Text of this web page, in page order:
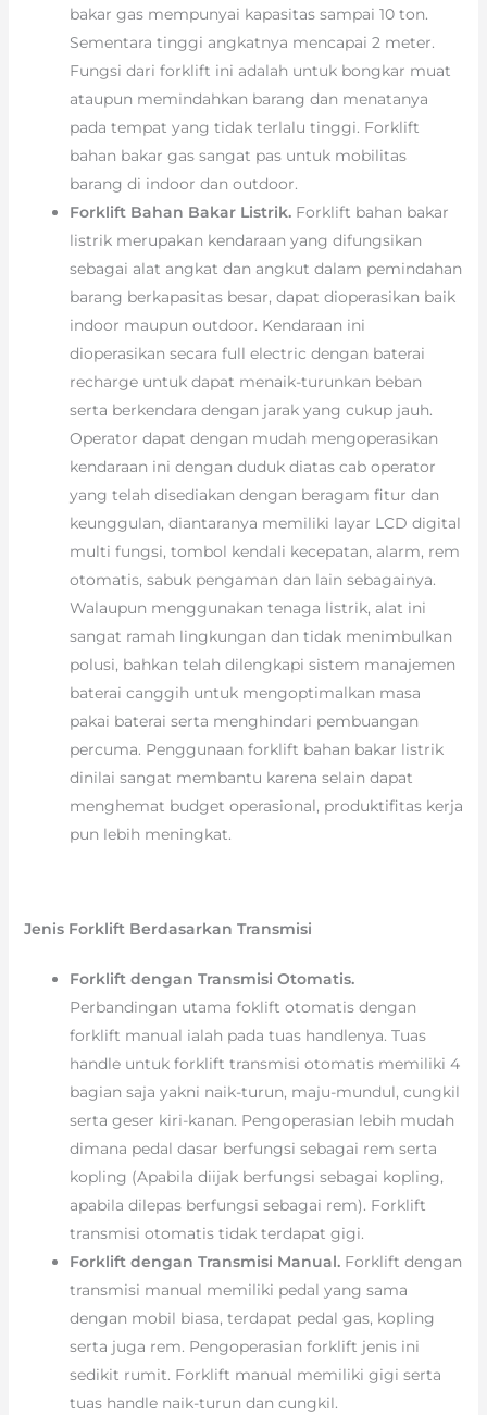
bakar gas mempunyai kapasitas sampai 10 ton.
Sementara tinggi angkatnya mencapai 2 meter.
Fungsi dari forklift ini adalah untuk bongkar muat
ataupun memindahkan barang dan menatanya
pada tempat yang tidak terlalu tinggi. Forklift
bahan bakar gas sangat pas untuk mobilitas
barang di indoor dan outdoor.
Forklift Bahan Bakar Listrik. Forklift bahan bakar
listrik merupakan kendaraan yang difungsikan
sebagai alat angkat dan angkut dalam pemindahan
barang berkapasitas besar, dapat dioperasikan baik
indoor maupun outdoor. Kendaraan ini
dioperasikan secara full electric dengan baterai
recharge untuk dapat menaik-turunkan beban
serta berkendara dengan jarak yang cukup jauh.
Operator dapat dengan mudah mengoperasikan
kendaraan ini dengan duduk diatas cab operator
yang telah disediakan dengan beragam fitur dan
keunggulan, diantaranya memiliki layar LCD digital
multi fungsi, tombol kendali kecepatan, alarm, rem
otomatis, sabuk pengaman dan lain sebagainya.
Walaupun menggunakan tenaga listrik, alat ini
sangat ramah lingkungan dan tidak menimbulkan
polusi, bahkan telah dilengkapi sistem manajemen
baterai canggih untuk mengoptimalkan masa
pakai baterai serta menghindari pembuangan
percuma. Penggunaan forklift bahan bakar listrik
dinilai sangat membantu karena selain dapat
menghemat budget operasional, produktifitas kerja
pun lebih meningkat.
Jenis Forklift Berdasarkan Transmisi
Forklift dengan Transmisi Otomatis.
Perbandingan utama foklift otomatis dengan
forklift manual ialah pada tuas handlenya. Tuas
handle untuk forklift transmisi otomatis memiliki 4
bagian saja yakni naik-turun, maju-mundul, cungkil
serta geser kiri-kanan. Pengoperasian lebih mudah
dimana pedal dasar berfungsi sebagai rem serta
kopling (Apabila diijak berfungsi sebagai kopling,
apabila dilepas berfungsi sebagai rem). Forklift
transmisi otomatis tidak terdapat gigi.
Forklift dengan Transmisi Manual.Forklift dengan
transmisi manual memiliki pedal yang sama
dengan mobil biasa, terdapat pedal gas, kopling
serta juga rem. Pengoperasian forklift jenis ini
sedikit rumit. Forklift manual memiliki gigi serta
tuas handle naik-turun dan cungkil.